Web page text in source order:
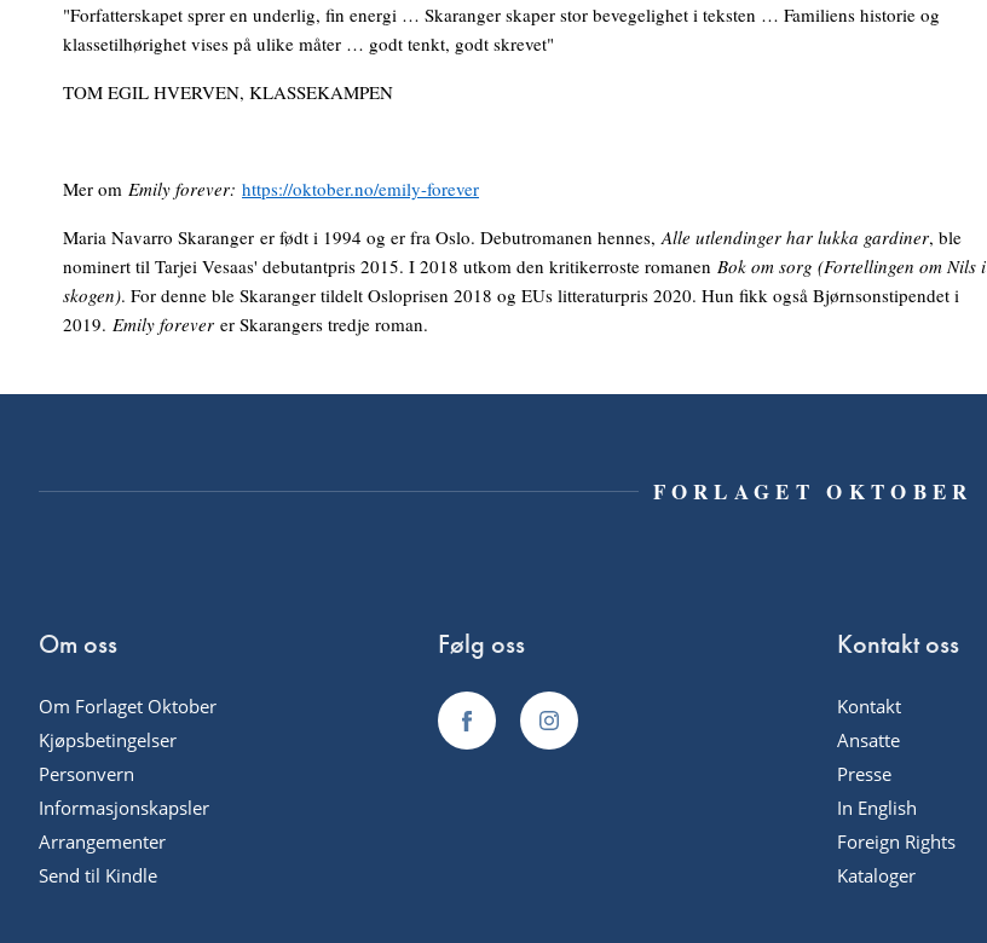
"Forfatterskapet sprer en underlig, fin energi … Skaranger skaper stor bevegelighet i teksten … Familiens historie og
klassetilhørighet vises på ulike måter … godt tenkt, godt skrevet"
TOM EGIL HVERVEN, KLASSEKAMPEN
Mer om Emily forever: https://oktober.no/emily-forever
Maria Navarro Skaranger er født i 1994 og er fra Oslo. Debutromanen hennes, Alle utlendinger har lukka gardiner, ble
nominert til Tarjei Vesaas' debutantpris 2015. I 2018 utkom den kritikerroste romanen Bok om sorg (Fortellingen om Nils i
skogen). For denne ble Skaranger tildelt Osloprisen 2018 og EUs litteraturpris 2020. Hun fikk også Bjørnsonstipendet i
2019. Emily forever er Skarangers tredje roman.
FORLAGET OKTOBER
Om oss
Om Forlaget Oktober
Kjøpsbetingelser
Personvern
Informasjonskapsler
Arrangementer
Send til Kindle
Følg oss Kontakt oss
Kontakt
Ansatte
Presse
In English
Foreign Rights
Kataloger